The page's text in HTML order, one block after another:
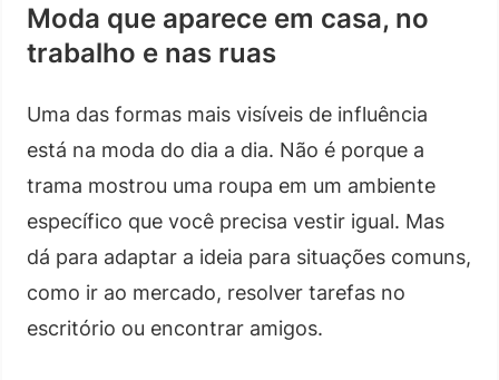
Moda que aparece em casa, no
trabalho e nas ruas
Uma das formas mais visíveis de influência
está na moda do dia a dia. Não é porque a
trama mostrou uma roupa em um ambiente
específico que você precisa vestir igual. Mas
dá para adaptar a ideia para situações comuns,
como ir ao mercado, resolver tarefas no
escritório ou encontrar amigos.